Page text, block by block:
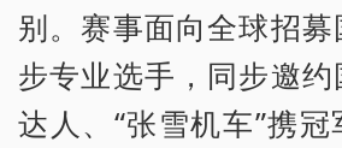
别。赛事面向全球招
步专业选手，同步邀
达人、“张雪机车”携